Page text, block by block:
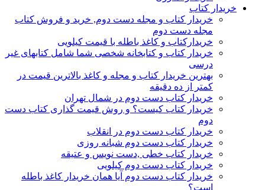
خریدار کتاب
خریدار کتاب و مجله دست دوم, خرید و فروش کتاب
مجله دست دوم
خریدارکتاب و کاغذ باطله با قیمت کیلویی
خریدار کتاب و کتابخانه شخصی شما شامل کتابهای غیر
درسی
بهترین خریدار کتاب و مجله و کاغذ بالاترین قیمت در
کمتر از ده دقیقه
خریدار کتاب دست دوم در شمال تهران
خریدار کتاب کیست؟ و روش قیمت گذاری کتاب دست
دوم
خریدار کتاب دست دوم در انقلاب
خریدار کتاب دست دوم شبانه روزی
خریدار کتاب خطی ,دست نویس و عتیقه
خریدار کتاب دست دوم کیلویی
خریدار کتاب دست دوم آیا همان خریدار کاغذ باطله
است؟